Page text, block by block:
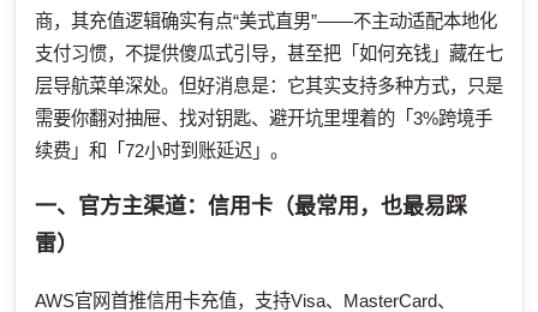
商，其充值逻辑确实有点“美式直男”——不主动适配本地化
支付习惯，不提供傻瓜式引导，甚至把「如何充钱」藏在七
层导航菜单深处。但好消息是：它其实支持多种方式，只是
需要你翻对抽屉、找对钥匙、避开坑里埋着的「3%跨境手
续费」和「72小时到账延迟」。
一、官方主渠道：信用卡（最常用，也最易踩
雷）
AWS官网首推信用卡充值，支持Visa、MasterCard、